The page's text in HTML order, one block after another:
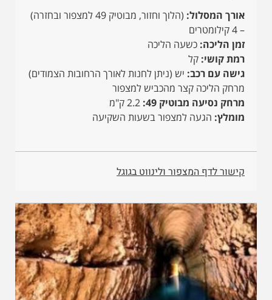
אורך המסלול:
(הלוך וחזור, מבוטיק 49 למצפור ובחזרה)
– 4 קילומטרים
זמן הליכה: כשעה הליכה
רמת קושי: קל
גישה עם רכב: יש (ניתן לחנות לאורך הרחובות הצמודים)
מרחק הליכה קצר מהכביש למצפור
מרחק נסיעה מבוטיק 49:
מומלץ: הגעה למצפור בשעות השקיעה
קישור לדף המצפור ולינווט בגוגל